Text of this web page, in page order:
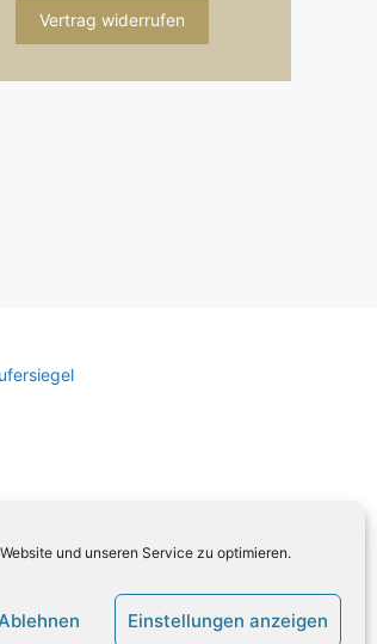
und unseren Service zu optimieren.
Ablehnen Einstellungen anzeigen
Vertrag widerrufen